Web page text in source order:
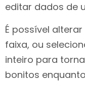
editar dados de
É possível
faixa, ou
inteiro para
bonitos